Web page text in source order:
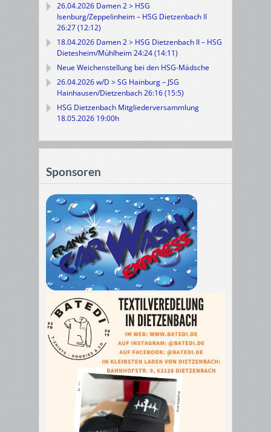
26.04.2026 Damen 2 > HSG
Isenburg/Zeppelinheim – HSG Dietzenbach II
26:27 (12:12)
18.04.2026 Damen 2 > HSG Dietzenbach II – HSG
Dietesheim/Mühlheim 24:24 (14:11)
Neue Weichenstellung bei den HSG-Mädsche
26.04.2026 w/D > SG Hainburg – JSG
Hainhausen/Dietzenbach 26:16 (15:5)
HSG Dietzenbach Mitgliederversammlung
18.05.2026 19:00h
Sponsoren